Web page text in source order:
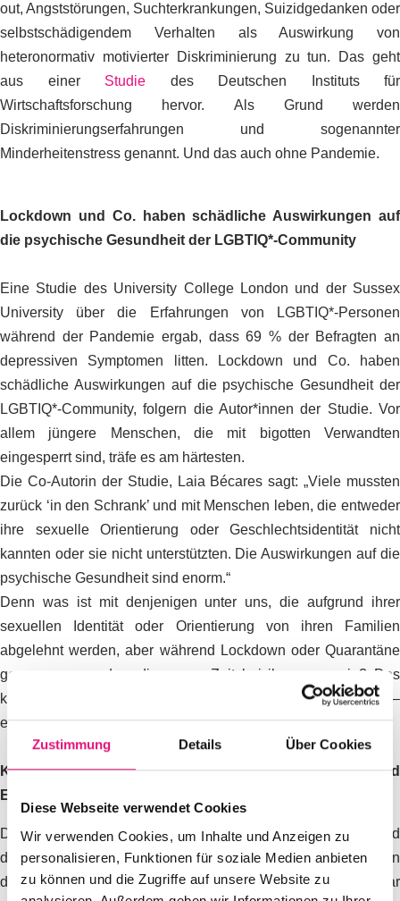
Zustimmung Details Über Cookies
Diese Webseite verwendet Cookies
Wir verwenden Cookies, um Inhalte und Anzeigen zu
personalisieren, Funktionen für soziale Medien anbieten
zu können und die Zugriffe auf unsere Website zu
out, Angststörungen, Suchterkrankungen, Suizidgedanken oder
selbstschädigendem Verhalten als Auswirkung von
heteronormativ motivierter Diskriminierung zu tun.
Das geht
aus einer Studie des Deutschen Instituts für
Wirtschaftsforschung hervor. Als Grund werden
Diskriminierungserfahrungen und sogenannter
Minderheitenstress genannt. Und das auch ohne Pandemie.
Lockdown und Co. haben schädliche Auswirkungen auf
die psychische Gesundheit der LGBTIQ*-Community
Eine Studie des University College London und der Sussex
University über die Erfahrungen von LGBTIQ*-Personen
während der Pandemie ergab, dass 69 % der Befragten an
depressiven Symptomen litten. Lockdown und Co. haben
schädliche Auswirkungen auf die psychische Gesundheit der
LGBTIQ*-Community, folgern die Autor*innen der Studie. Vor
allem jüngere Menschen, die mit bigotten Verwandten
eingesperrt sind, träfe es am härtesten.
Die Co-Autorin der Studie, Laia Bécares sagt: „Viele mussten
zurück ‘in den Schrank’ und mit Menschen leben, die entweder
ihre sexuelle Orientierung oder Geschlechtsidentität nicht
kannten oder sie nicht unterstützten. Die Auswirkungen auf die
psychische Gesundheit sind enorm.“
Denn was ist mit denjenigen unter uns, die aufgrund ihrer
sexuellen Identität oder Orientierung von ihren Familien
abgelehnt werden, aber während Lockdown oder Quarantäne
gezwungen werden, die ganze Zeit bei ihnen zu sein? Das
kann auch zu einer Zunahme der häuslichen Gewalt –
emotional oder physisch – an LGBTIQ*-Menschen führen.
Kontaktbeschränkungen:Herkunftsfamilie vs. Wahl- und
Ersatzfamilie
Dazu kommt gleichzeitig, dass viele von der Community und
damit von ihrem Unterstützungsnetzwerk abgeschnitten sind. In
den Kontaktbeschränkungen waren und sind zwar